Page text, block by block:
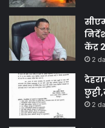
केंद्र
2
2